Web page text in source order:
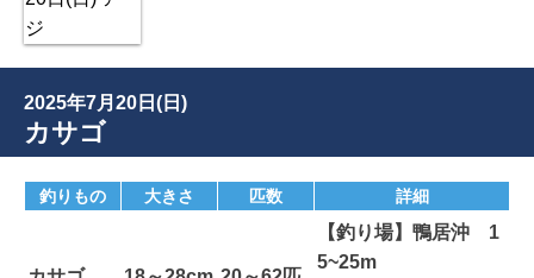
2025年7月20日(日)
カサゴ
釣りもの 大きさ 匹数 詳細
【釣り場】鴨居沖 1
5~25m